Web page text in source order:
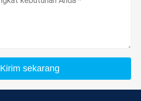
Kirim sekarang